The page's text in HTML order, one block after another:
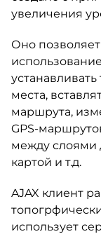
увеличения
Оно
места,
маршрута,
GPS-
между слоями
картой и т.д.
AJAX клиент
использует